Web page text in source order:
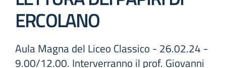
ERCOLANO
Aula Magna del Liceo Classico - 26.02.24 -
9.00/12.00. Interverranno il prof. Giovanni